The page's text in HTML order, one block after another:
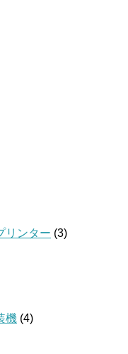
リンター (3)
機 (4)